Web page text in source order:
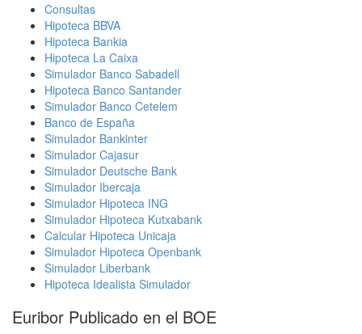
Consultas
Hipoteca BBVA
Hipoteca Bankia
Hipoteca La Caixa
Simulador Banco Sabadell
Hipoteca Banco Santander
Simulador Banco Cetelem
Banco de España
Simulador Bankinter
Simulador Cajasur
Simulador Deutsche Bank
Simulador Ibercaja
Simulador Hipoteca ING
Simulador Hipoteca Kutxabank
Calcular Hipoteca Unicaja
Simulador Hipoteca Openbank
Simulador Liberbank
Hipoteca Idealista Simulador
Euribor Publicado en el BOE